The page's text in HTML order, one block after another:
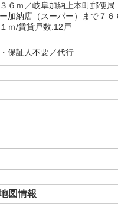
６ｍ／岐阜加納上本町郵便
加納店（スーパー）まで７
ｍ/賃貸戸数:12戸
保証人不要／代行
図情報